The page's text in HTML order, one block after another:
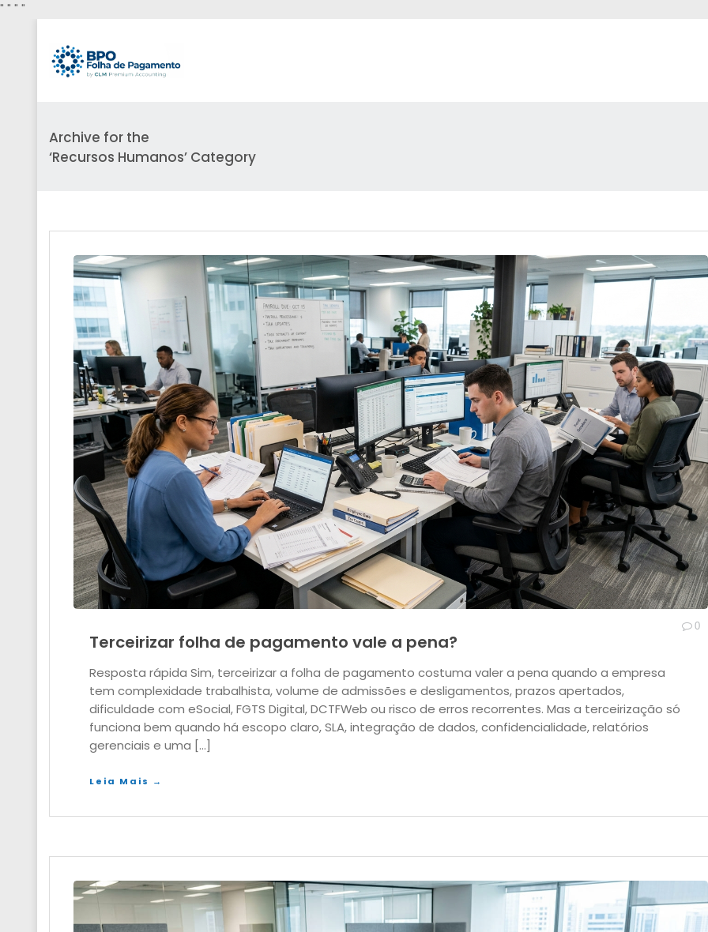
" " " "
Archive for the
‘Recursos Humanos’ Category
Terceirizar folha de pagamento vale a pena?
0
Resposta rápida Sim, terceirizar a folha de pagamento costuma valer a pena quando a empresa
tem complexidade trabalhista, volume de admissões e desligamentos, prazos apertados,
dificuldade com eSocial, FGTS Digital, DCTFWeb ou risco de erros recorrentes. Mas a terceirização só
funciona bem quando há escopo claro, SLA, integração de dados, confidencialidade, relatórios
gerenciais e uma […]
Leia Mais →